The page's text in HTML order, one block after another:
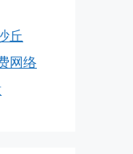
丘
网络